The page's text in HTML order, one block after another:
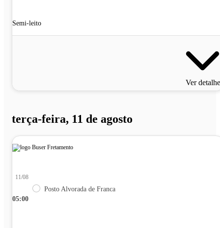
Semi-leito
Ver
terça-feira, 11 de agosto
05:00
11/08
Posto Alvorada de Franca